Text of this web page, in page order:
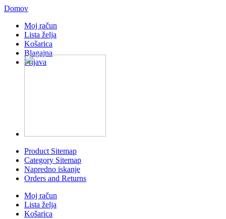
Domov
Moj račun
Lista želja
Košarica
Blagajna
Prijava
Product Sitemap
Category Sitemap
Napredno iskanje
Orders and Returns
Moj račun
Lista želja
Košarica